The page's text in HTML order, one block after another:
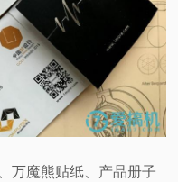
万魔熊贴纸、产品册子